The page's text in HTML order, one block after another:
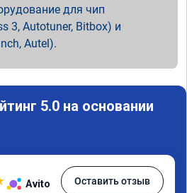
для чип
3, Autotuner, Bitbox) и
Autel).
5.0 на основании
Avito Оставить отзыв